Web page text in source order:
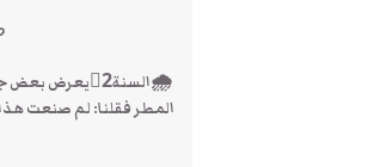
المطر فقلنا: لم صنعت